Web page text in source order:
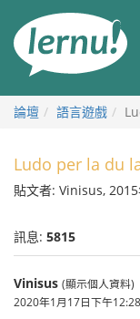
論壇 語言遊戲
Ludo per la du
貼文者: Vinisus,
訊息: 5815
Vinisus (顯示個人資料)
2020年1月17日下午